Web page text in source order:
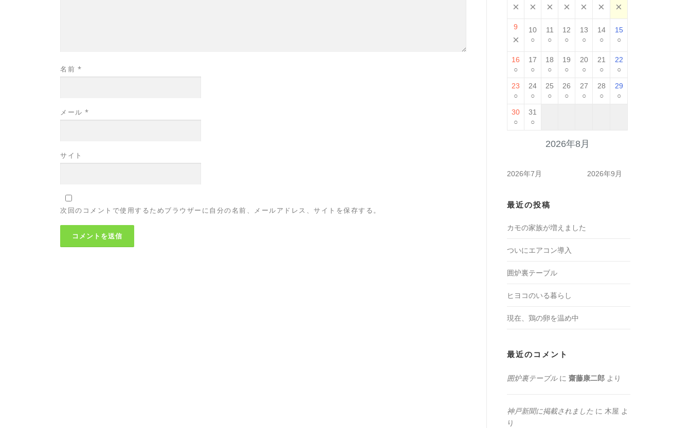
名前 *
メール *
サイト
次回のコメントで使用するためブラウザーに自分の名前、メールアドレス、サイトを保存する。
2026年8月
× × × × × × ×
9
×
10
○
11
○
12
○
13
○
14
○
15
○
16
○
17
○
18
○
19
○
20
○
21
○
22
○
23
○
24
○
25
○
26
○
27
○
28
○
29
○
30
○
31
○
2026年7月 2026年9月
最近の投稿
カモの家族が増えました
ついにエアコン導入
囲炉裏テーブル
ヒヨコのいる暮らし
現在、鶏の卵を温め中
最近のコメント
囲炉裏テーブルに 齋藤康二郎 より
神戸新聞に掲載されました に 木屋 よ
り